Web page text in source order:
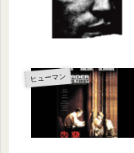
ヒューマン